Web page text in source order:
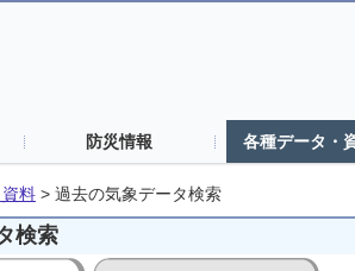
防災情報 各種データ・
料 > 過去の気象データ検索
検索